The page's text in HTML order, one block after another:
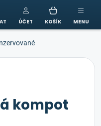
ÚČET KOŠÍK MENU
kompot